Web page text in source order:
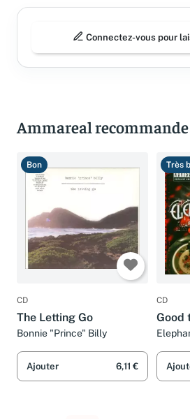
Connectez-vous pour
Ammareal recommande
Bon
CD
The Letting Go
Bonnie "Prince" Billy
Ajouter 6,11 €
Très
CD
Good